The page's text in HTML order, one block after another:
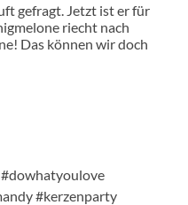
gefragt. Jetzt ist er für
riecht nach
Das können wir doch
#kerzenparty